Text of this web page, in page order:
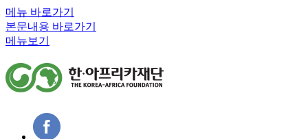
메뉴 바로가기
본문내용 바로가기
메뉴보기